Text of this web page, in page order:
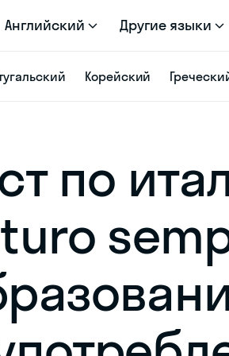
Английский Другие языки
Корейский
по